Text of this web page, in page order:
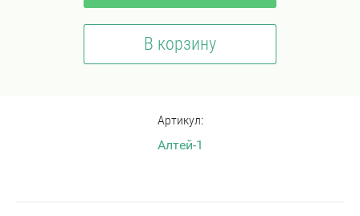
В корзину
Артикул:
Алтей-1